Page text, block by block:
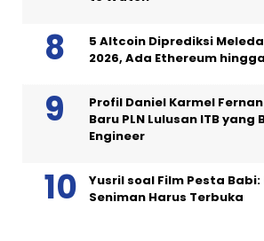
5 Altcoin Diprediksi
2026, Ada Ethereum
Profil Daniel Karmel
Baru PLN Lulusan ITB
Engineer
Yusril soal Film Pesta
Seniman Harus Terbuka